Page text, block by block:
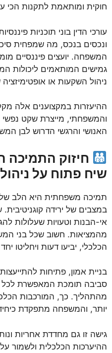
חוקית ומותאמת לתקנות הכי
עורכי הדין בוני תוכניות
ונכסים בנכס, מה שמפחית
המשפחה. יועצים פיננסיים
גמישים המותאמים ליכולות
ניהול השקעות או
ההיעזרות במקצוענים אלה
והמשפחתי, מייצרת שקט נפשי
האנושי והרגשי הדרוש לבן
חיזוק התמיכה
שיח פתוח על ניהול
תמיכה משפחתית היא הלב של
במצבים של ירידה
אי-הבנות וטעויות שעלולות
מהמציאות. חשוב שכל בני
הכלכלי, יביעו דעות ויחליטו
בניית אמון, פתיחות
סביבה תומכת המאפשרת לכל
מהתהליך. כך, המורכבות
יותר, והמשפחה מתפקדת
גישה זו גם מחדדת אחריות
ההיערכות הכלכלית ולשמור